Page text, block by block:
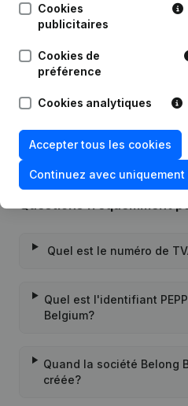
Social
10-01-2013
Questions fréquemment
Quel est le numéro de
Quel est l'identifiant
Belgium?
Quand la société Belong
créée?
Cookies
publicitaires
Cookies de
préférence
Cookies analytiques
Accepter tous les cookies
Continuez avec